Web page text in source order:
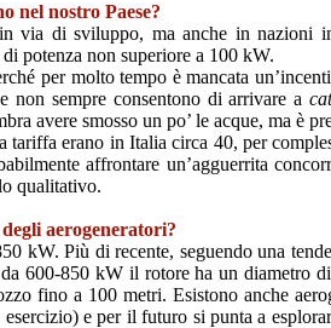
nel nostro Paese?
via di sviluppo, ma anche in nazioni
potenza non superiore a 100 kW.
per molto tempo è mancata
non sempre consentono di arrivare a
avere smosso un po’ le acque, ma è
erano in Italia circa 40, per
affrontare un’agguerrita
qualitativo.
aerogeneratori?
Più di recente, seguendo una
600-850 kW il rotore ha un diametro
fino a 100 metri. Esistono anche
e per il futuro si punta a